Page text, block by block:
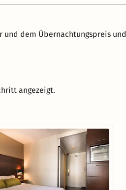
dem Übernachtungspreis und
angezeigt.